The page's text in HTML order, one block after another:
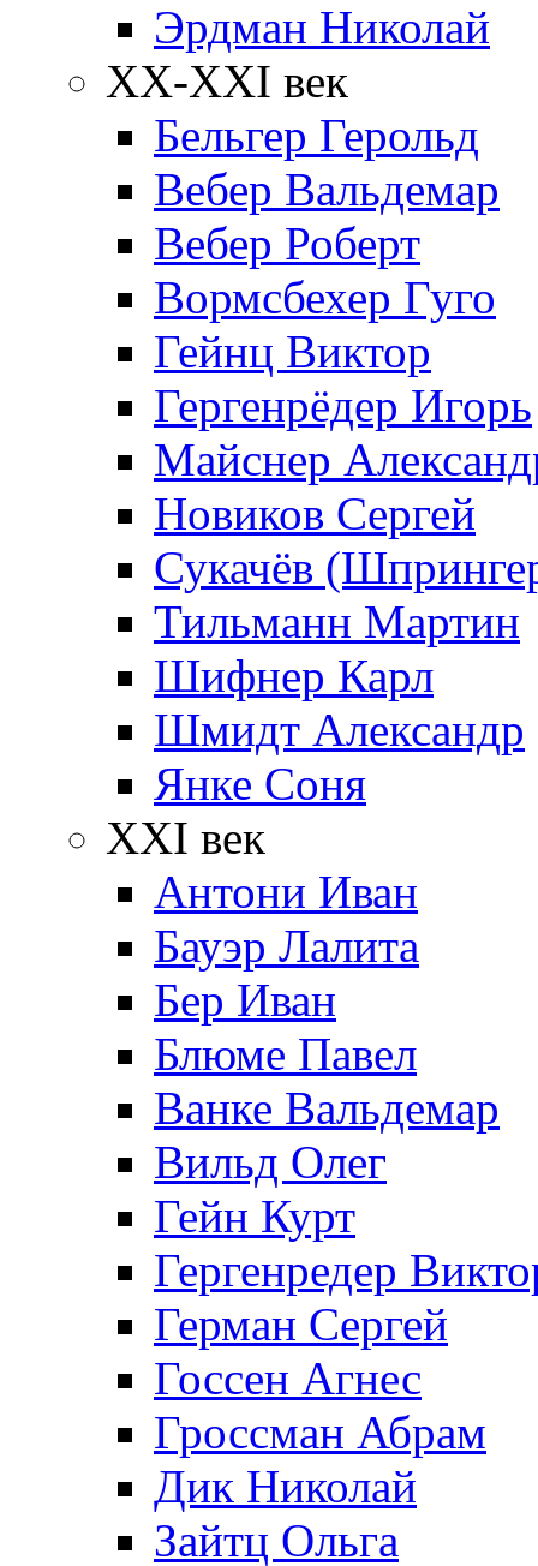
Эрдман Николай
ХХ-XXI век
Бельгер Герольд
Вебер Вальдемар
Вебер Роберт
Вормсбехер Гуго
Гейнц Виктор
Гергенрёдер Игорь
Майснер
Новиков Сергей
Сукачёв
Тильманн Мартин
Шифнер Карл
Шмидт Александр
Янке Соня
XXI век
Антони Иван
Бауэр Лалита
Бер Иван
Блюме Павел
Ванке Вальдемар
Вильд Олег
Гейн Курт
Гергенредер
Герман Сергей
Госсен Агнес
Гроссман Абрам
Дик Николай
Зайтц Ольга